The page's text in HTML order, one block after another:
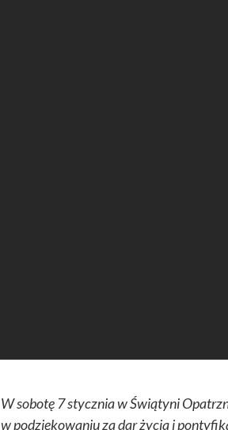
W sobotę 7 stycznia w Świątyni
w podziękowaniu za dar życia i